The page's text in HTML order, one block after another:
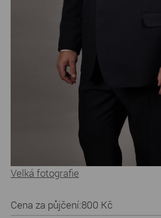
Velká fotografie
Cena za půjčení:800 Kč